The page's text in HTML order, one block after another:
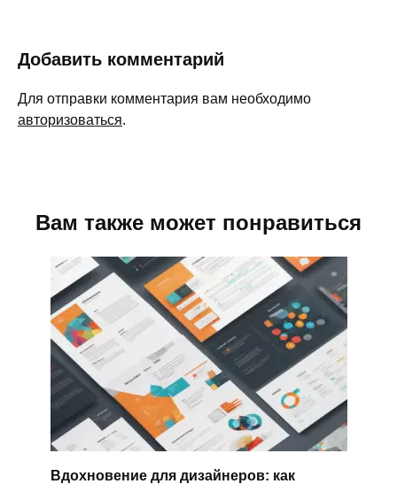
Добавить комментарий
Для отправки комментария вам необходимо
авторизоваться.
Вам также может понравиться
Вдохновение для дизайнеров: как